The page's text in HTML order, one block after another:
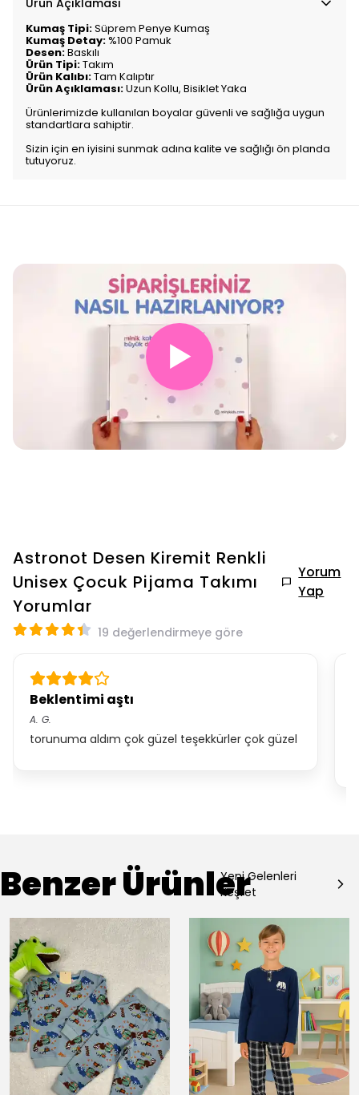
Kumaş Tipi:Süprem Penye Kumaş
Kumaş Detay:%100 Pamuk
Desen:Baskılı
Ürün Tipi:Takım
Ürün Kalıbı:Tam Kalıptır
Ürün Açıklaması:Uzun Kollu, Bisiklet Yaka
Ürünlerimizde kullanılan boyalar güvenli ve sağlığa uygun
standartlara sahiptir.
Sizin için en iyisini sunmak adına kalite ve sağlığı ön planda
tutuyoruz.
▶
Astronot Desen Kiremit Renkli
Unisex Çocuk Pijama Takımı
Yorumlar
Yorum
Yap
19 değerlendirmeye göre
Beklentimi aştı
A. G.
torunuma aldım çok güzel teşekkürler çok güzel
Benzer ÜrünlerYeni Gelenleri
Keşfet